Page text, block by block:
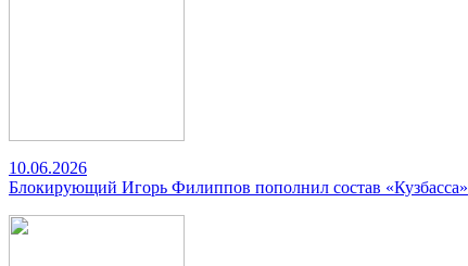
10.06.2026
Блокирующий Игорь Филиппов пополнил состав «Кузбасса»